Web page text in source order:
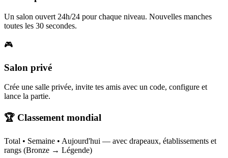
Un salon ouvert 24h/24 pour chaque niveau. Nouvelles manches
toutes les 30 secondes.
🎮
Salon privé
Crée une salle privée, invite tes amis avec un code, configure et
lance la partie.
🏆 Classement mondial
Total • Semaine • Aujourd'hui — avec drapeaux, établissements et
rangs (Bronze → Légende)